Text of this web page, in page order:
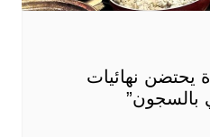
يحتضن نهائيات
بالسجون”